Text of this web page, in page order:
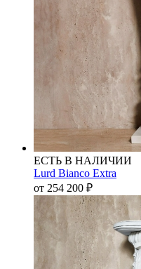
ЕСТЬ В НАЛИЧИИ
Lurd Bianco Extra
от 254 200 ₽